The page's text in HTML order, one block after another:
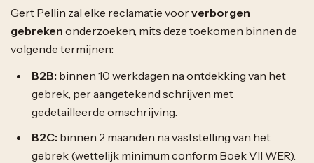
Gert Pellin zal elke reclamatie voorverborgen
gebreken onderzoeken, mits deze toekomen binnen de
volgende termijnen:
B2B: binnen 10 werkdagen na ontdekking van het
gebrek, per aangetekend schrijven met
gedetailleerde omschrijving.
B2C: binnen 2 maanden na vaststelling van het
gebrek (wettelijk minimum conform Boek VII WER).